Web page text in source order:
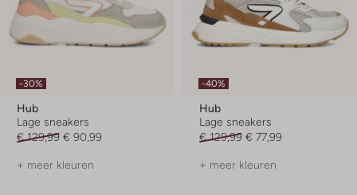
-30%
Hub
Lage sneakers
€ 129,99 € 90,99
+ meer kleuren
-40%
Hub
Lage sneakers
€ 129,99 € 77,99
+ meer kleuren